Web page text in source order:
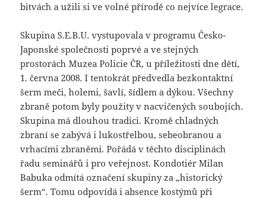
bitvách a užili si ve volné přírodě co nejvíce legrace.
Skupina S.E.B.U. vystupovala v programu Česko-
Japonské společnosti poprvé a ve stejných
prostorách Muzea Policie ČR, u příležitosti dne dětí,
1. června 2008. I tentokrát předvedla bezkontaktní
šerm meči, holemi, šavlí, šídlem a dýkou. Všechny
zbraně potom byly použity v nacvičených soubojích.
Skupina má dlouhou tradici. Kromě chladných
zbraní se zabývá i lukostřelbou, sebeobranou a
vrhacími zbraněmi. Pořádá v těchto disciplinách
řadu seminářů i pro veřejnost. Kondotiér Milan
Babuka odmítá označení skupiny za „historický
šerm“. Tomu odpovídá i absence kostýmů při